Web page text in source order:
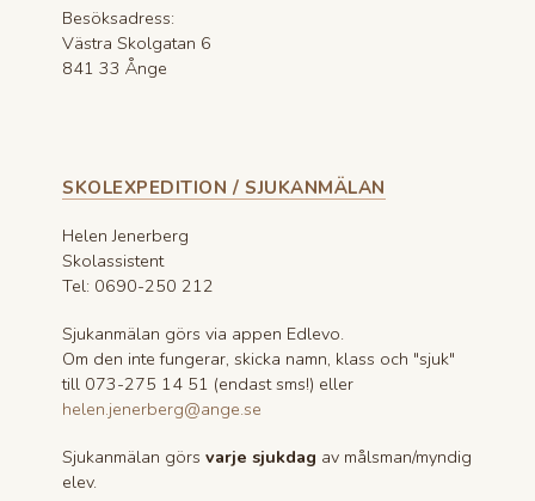
Besöksadress:
Västra Skolgatan 6
841 33 Ånge
SKOLEXPEDITION / SJUKANMÄLAN
Helen Jenerberg
Skolassistent
Tel: 0690-250 212
Sjukanmälan görs via appen Edlevo.
Om den inte fungerar, skicka namn, klass och "sjuk"
till 073-275 14 51 (endast sms!) eller
helen.jenerberg@ange.se
Sjukanmälan görs varje sjukdag av målsman/myndig
elev.